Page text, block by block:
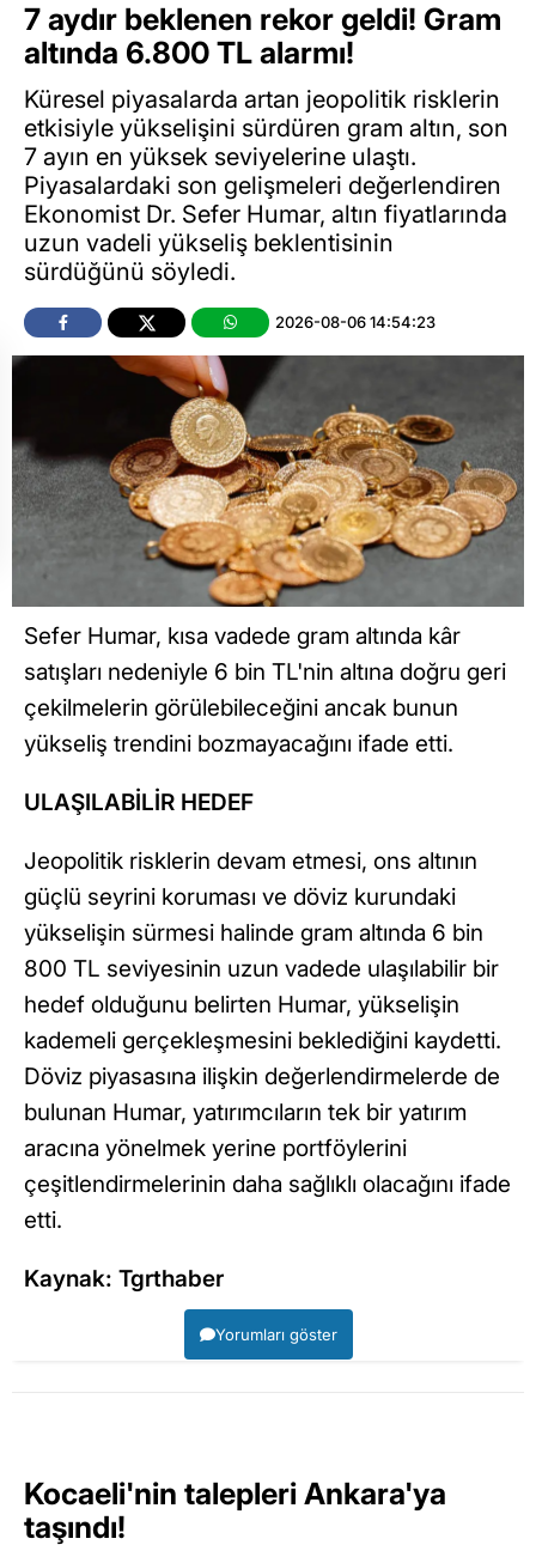
7 aydır beklenen rekor geldi! Gram
altında 6.800 TL alarmı!
Küresel piyasalarda artan jeopolitik risklerin
etkisiyle yükselişini sürdüren gram altın, son
7 ayın en yüksek seviyelerine ulaştı.
Piyasalardaki son gelişmeleri değerlendiren
Ekonomist Dr. Sefer Humar, altın fiyatlarında
uzun vadeli yükseliş beklentisinin
sürdüğünü söyledi.
2026-08-06 14:54:23
Sefer Humar, kısa vadede gram altında kâr
satışları nedeniyle 6 bin TL'nin altına doğru geri
çekilmelerin görülebileceğini ancak bunun
yükseliş trendini bozmayacağını ifade etti.
ULAŞILABİLİR HEDEF
Jeopolitik risklerin devam etmesi, ons altının
güçlü seyrini koruması ve döviz kurundaki
yükselişin sürmesi halinde gram altında 6 bin
800 TL seviyesinin uzun vadede ulaşılabilir bir
hedef olduğunu belirten Humar, yükselişin
kademeli gerçekleşmesini beklediğini kaydetti.
Döviz piyasasına ilişkin değerlendirmelerde de
bulunan Humar, yatırımcıların tek bir yatırım
aracına yönelmek yerine portföylerini
çeşitlendirmelerinin daha sağlıklı olacağını ifade
etti.
Kaynak: Tgrthaber
Yorumları göster
Kocaeli'nin talepleri Ankara'ya
taşındı!